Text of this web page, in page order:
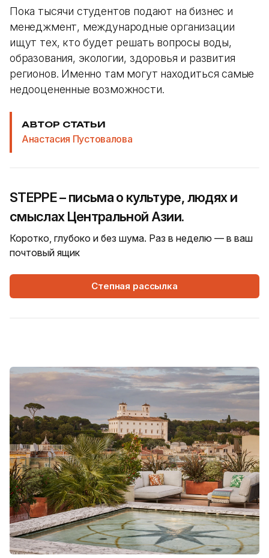
Пока тысячи студентов подают на бизнес и
менеджмент, международные организации
ищут тех, кто будет решать вопросы воды,
образования, экологии, здоровья и развития
регионов. Именно там могут находиться самые
недооцененные возможности.
АВТОР СТАТЬИ
Анастасия Пустовалова
STEPPE – письма о культуре, людях и
смыслах Центральной Азии.
Коротко, глубоко и без шума. Раз в неделю — в ваш
почтовый ящик
Степная рассылка